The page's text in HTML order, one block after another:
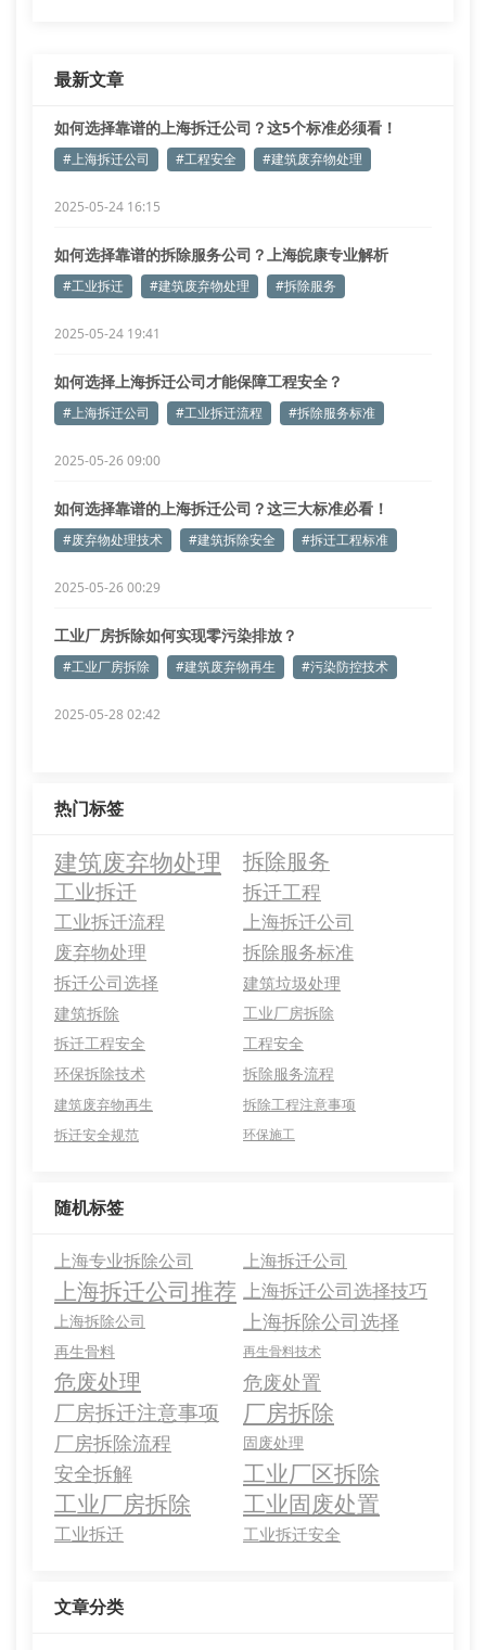
最新文章
如何选择靠谱的上海拆迁公司？这5个标准必须看！
#上海拆迁公司 #工程安全 #建筑废弃物处理
2025-05-24 16:15
如何选择靠谱的拆除服务公司？上海皖康专业解析
#工业拆迁 #建筑废弃物处理 #拆除服务
2025-05-24 19:41
如何选择上海拆迁公司才能保障工程安全？
#上海拆迁公司 #工业拆迁流程 #拆除服务标准
2025-05-26 09:00
如何选择靠谱的上海拆迁公司？这三大标准必看！
#废弃物处理技术 #建筑拆除安全 #拆迁工程标准
2025-05-26 00:29
工业厂房拆除如何实现零污染排放？
#工业厂房拆除 #建筑废弃物再生 #污染防控技术
2025-05-28 02:42
热门标签
建筑废弃物处理 拆除服务
工业拆迁 拆迁工程
工业拆迁流程
上海拆迁公司
废弃物处理
拆除服务标准
拆迁公司选择
建筑垃圾处理
建筑拆除
工业厂房拆除
拆迁工程安全
工程安全
环保拆除技术
拆除服务流程
建筑废弃物再生
拆除工程注意事项
拆迁安全规范
环保施工
随机标签
上海专业拆除公司 上海拆迁公司
上海拆迁公司推荐 上海拆迁公司选择技巧
上海拆除公司 上海拆除公司选择
再生骨料 再生骨料技术
危废处理 危废处置
厂房拆迁注意事项 厂房拆除
厂房拆除流程 固废处理
安全拆解
工业厂区拆除
工业厂房拆除
工业固废处置
工业拆迁 工业拆迁安全
文章分类